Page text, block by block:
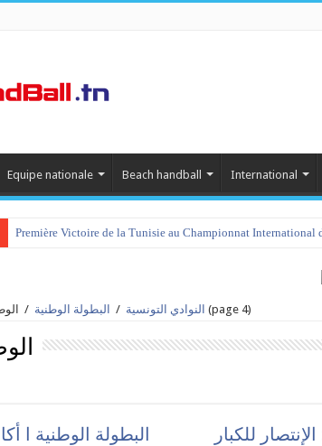
Equipe nationale Beach handball International
Première Victoire de la Tunisie au Championnat International
النوادي التونسية / البطولة الوطنية / (page 4)
البطولة الوطنية ا
للكبار